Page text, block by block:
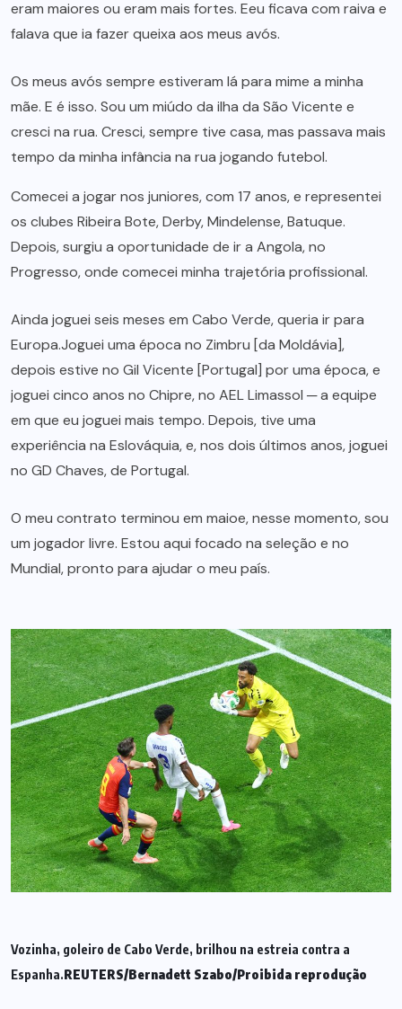
eram maiores ou eram mais fortes. Eeu ficava com raiva e
falava que ia fazer queixa aos meus avós.
Os meus avós sempre estiveram lá para mime a minha
mãe. E é isso. Sou um miúdo da ilha da São Vicente e
cresci na rua. Cresci, sempre tive casa, mas passava mais
tempo da minha infância na rua jogando futebol.
Comecei a jogar nos juniores, com 17 anos, e representei
os clubes Ribeira Bote, Derby, Mindelense, Batuque.
Depois, surgiu a oportunidade de ir a Angola, no
Progresso, onde comecei minha trajetória profissional.
Ainda joguei seis meses em Cabo Verde, queria ir para
Europa.Joguei uma época no Zimbru [da Moldávia],
depois estive no Gil Vicente [Portugal] por uma época, e
joguei cinco anos no Chipre, no AEL Limassol ─ a equipe
em que eu joguei mais tempo. Depois, tive uma
experiência na Eslováquia, e, nos dois últimos anos, joguei
no GD Chaves, de Portugal.
O meu contrato terminou em maioe, nesse momento, sou
um jogador livre. Estou aqui focado na seleção e no
Mundial, pronto para ajudar o meu país.
Vozinha, goleiro de Cabo Verde, brilhou na estreia contra a
Espanha.REUTERS/Bernadett Szabo/Proibida reprodução